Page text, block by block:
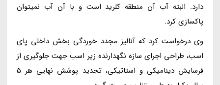
دارد. البته آب آن منطقه کلرید است و با آن آب نمیتوان
پاکسازی کرد.
وی درخواست کرد که آنالیز مجدد خوردگی بخش داخلی پای
اسب، طراحی اجرای سازه نگهدارنده زیر اسب جهت جلوگیری از
فرسایش دینامیکی و استاتیکی، تجدید پوشش نهایی هر 5